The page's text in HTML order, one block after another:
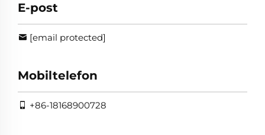
E-post
[email protected]
Mobiltelefon
+86-18168900728